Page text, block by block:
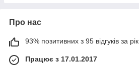
Про нас
93% позитивних з 95 відгуків за рік
Працює з 17.01.2017